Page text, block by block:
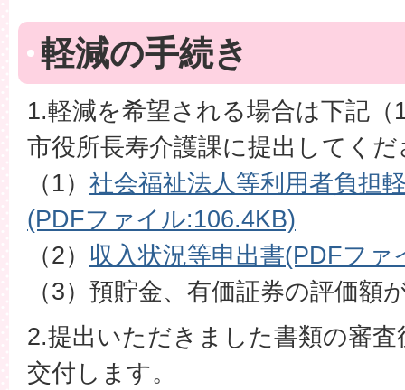
軽減の手続き
1.軽減を希望される場合は下記（
市役所長寿介護課に提出してく
（1） 社会福祉法人等利用者負担
(PDFファイル:106.4KB)
（2） 収入状況等申出書(PDFファ
（3）預貯金、有価証券の評価額
2.提出いただきました書類の審
交付します。